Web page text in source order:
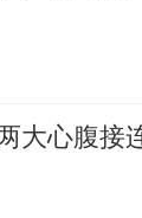
大心腹接